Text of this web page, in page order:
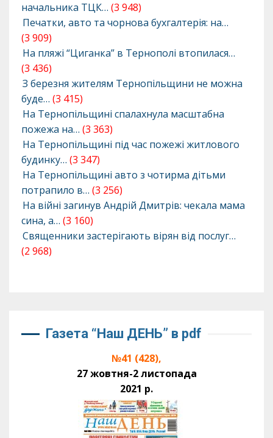
начальника ТЦК… (3 948)
Печатки, авто та чорнова бухгалтерія: на…
(3 909)
На пляжі “Циганка” в Тернополі втопилася…
(3 436)
З березня жителям Тернопільщини не можна
буде… (3 415)
На Тернопільщині спалахнула масштабна
пожежа на… (3 363)
На Тернопільщині під час пожежі житлового
будинку… (3 347)
На Тернопільщині авто з чотирма дітьми
потрапило в… (3 256)
На війні загинув Андрій Дмитрів: чекала мама
сина, а… (3 160)
Священники застерігають вірян від послуг…
(2 968)
Газета “Наш ДЕНЬ” в pdf
№41 (428),
27 жовтня-2 листопада
2021 р.